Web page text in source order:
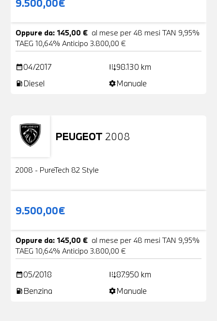
9.500,00€
Oppure da: 145,00 € al mese per 48 mesi TAN 9,95%
TAEG 10,64% Anticipo 3.800,00 €
date_range04/2017 add_road98.130 km
local_gas_station Diesel settingsManuale
PEUGEOT 2008
Usato
2008 - PureTech 82 Style
9.500,00€
Oppure da: 145,00 € al mese per 48 mesi TAN 9,95%
TAEG 10,64% Anticipo 3.800,00 €
date_range05/2018 add_road87.950 km
local_gas_station Benzina settingsManuale